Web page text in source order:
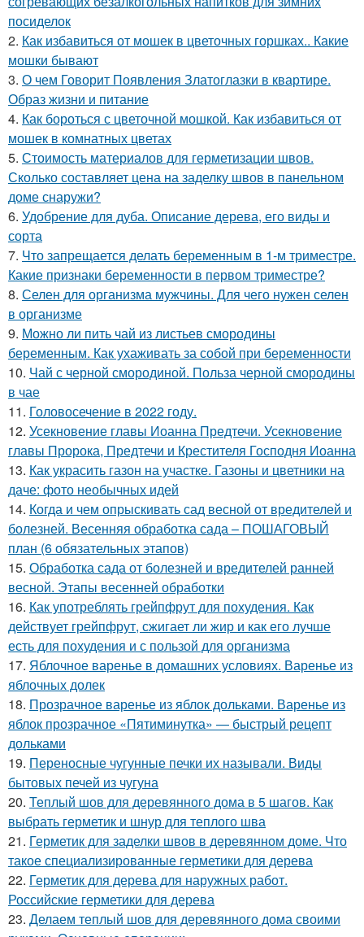
посиделок
2. Как избавиться от мошек в цветочных горшках.. Какие
мошки бывают
3. О чем Говорит Появления Златоглазки в квартире.
Образ жизни и питание
4. Как бороться с цветочной мошкой. Как избавиться от
мошек в комнатных цветах
5. Стоимость материалов для герметизации швов.
Сколько составляет цена на заделку швов в панельном
доме снаружи?
6. Удобрение для дуба. Описание дерева, его виды и
сорта
7. Что запрещается делать беременным в 1-м триместре.
Какие признаки беременности в первом триместре?
8. Селен для организма мужчины. Для чего нужен селен
в организме
9. Можно ли пить чай из листьев смородины
беременным. Как ухаживать за собой при беременности
10. Чай с черной смородиной. Польза черной смородины
в чае
11. Головосечение в 2022 году.
12. Усекновение главы Иоанна Предтечи. Усекновение
главы Пророка, Предтечи и Крестителя Господня Иоанна
13. Как украсить газон на участке. Газоны и цветники на
даче: фото необычных идей
14. Когда и чем опрыскивать сад весной от вредителей и
болезней. Весенняя обработка сада – ПОШАГОВЫЙ
план (6 обязательных этапов)
15. Обработка сада от болезней и вредителей ранней
весной. Этапы весенней обработки
16. Как употреблять грейпфрут для похудения. Как
действует грейпфрут, сжигает ли жир и как его лучше
есть для похудения и с пользой для организма
17. Яблочное варенье в домашних условиях. Варенье из
яблочных долек
18. Прозрачное варенье из яблок дольками. Варенье из
яблок прозрачное «Пятиминутка» — быстрый рецепт
дольками
19. Переносные чугунные печки их называли. Виды
бытовых печей из чугуна
20. Теплый шов для деревянного дома в 5 шагов. Как
выбрать герметик и шнур для теплого шва
21. Герметик для заделки швов в деревянном доме. Что
такое специализированные герметики для дерева
22. Герметик для дерева для наружных работ.
Российские герметики для дерева
23. Делаем теплый шов для деревянного дома своими